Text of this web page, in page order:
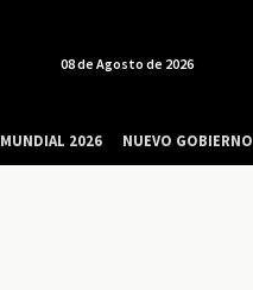
08 de Agosto de 2026
MUNDIAL 2026 NUEVO GOBIERNO